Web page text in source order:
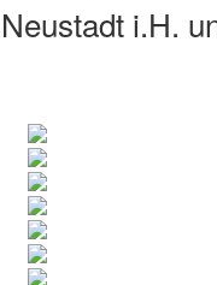
Neustadt i.H.